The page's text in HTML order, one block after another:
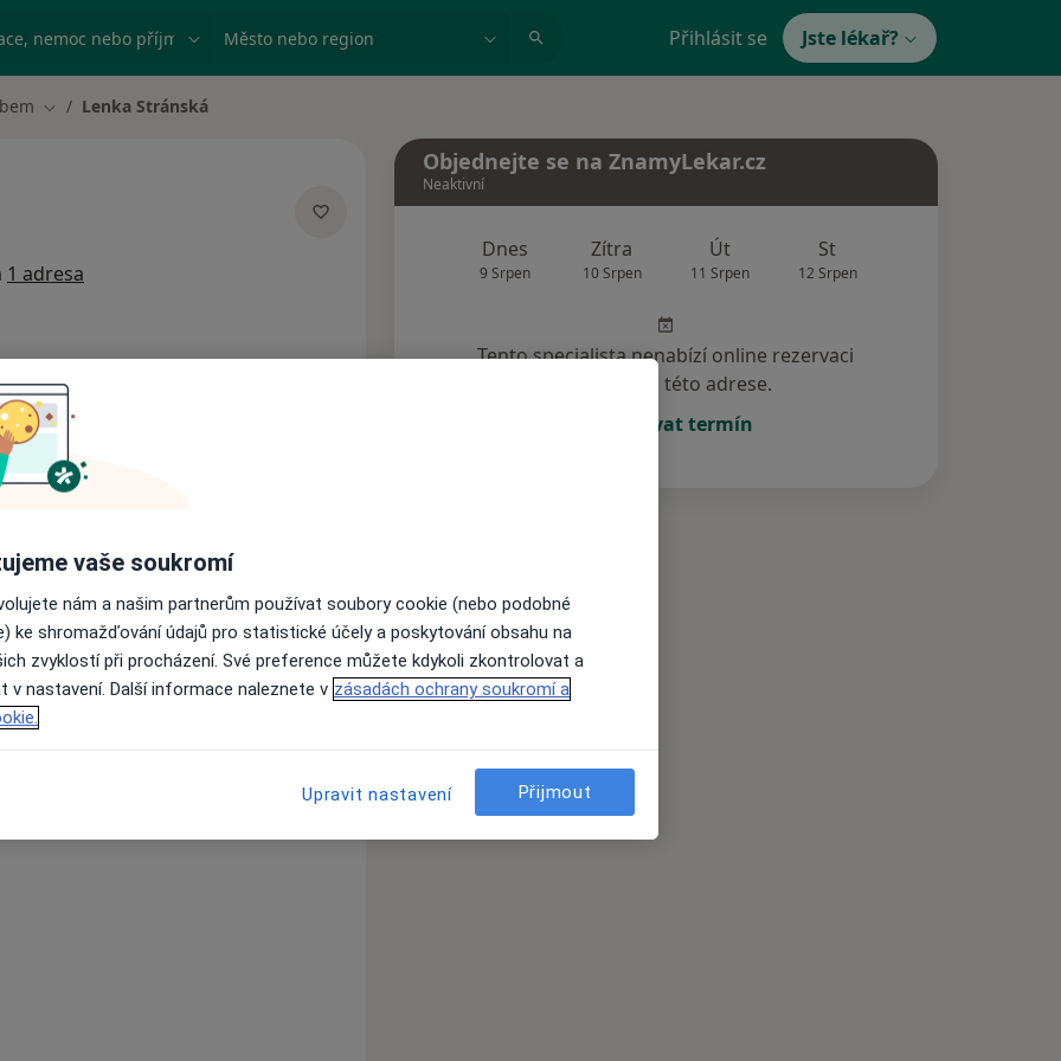
nemoc nebo příjmení Město nebo region Přihlásit se Jste lékař?
Změna města
Lenka Stránská
1 adresa
a jednooborové psychologie
psychoterapii
řešení přirozených vztahových a
pro děti a dospělé (diagnostika,
Objednejte se na ZnamyLekar.cz
Neaktivní
Dnes
9 Srpen
Zítra
10 Srpen
Út
11 Srpen
St
12 Srpen
Tento specialista nenabízí online rezervaci
termínu na této adrese.
Rezervovat termín
vaše soukromí
nám a našim partnerům používat soubory cookie (nebo podobné
ke shromažďování údajů pro statistické účely a poskytování obsahu na
zvyklostí při procházení. Své preference můžete kdykoli zkontrolovat a
v nastavení. Další informace naleznete v zásadách ochrany soukromí a
Upravit nastavení Přijmout